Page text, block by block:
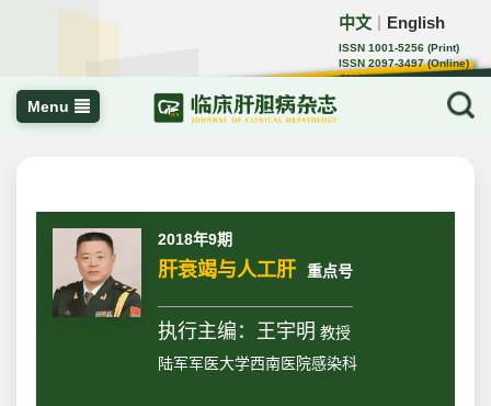
中文 English
ISSN 1001-5256 (Print)
ISSN 2097-3497 (Online)
CN 22-1108/R
Menu
2018年9期
肝衰竭与人工肝 重点号
执行主编：王宇明 教授
陆军军医大学西南医院感染科